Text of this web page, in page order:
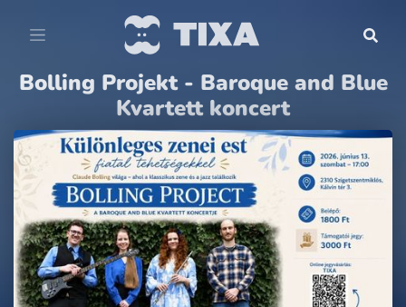
Bolling Projekt - Baroque and Blue
Kvartett koncert